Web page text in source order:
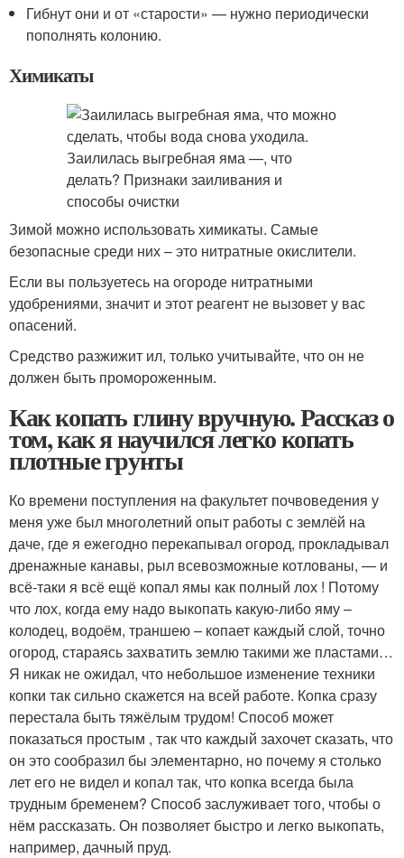
Гибнут они и от «старости» — нужно периодически
пополнять колонию.
Химикаты
Зимой можно использовать химикаты. Самые
безопасные среди них – это нитратные окислители.
Если вы пользуетесь на огороде нитратными
удобрениями, значит и этот реагент не вызовет у вас
опасений.
Средство разжижит ил, только учитывайте, что он не
должен быть промороженным.
Как копать глину вручную. Рассказ о
том, как я научился легко копать
плотные грунты
Ко времени поступления на факультет почвоведения у
меня уже был многолетний опыт работы с землёй на
даче, где я ежегодно перекапывал огород, прокладывал
дренажные канавы, рыл всевозможные котлованы, — и
всё-таки я всё ещё копал ямы как полный лох ! Потому
что лох, когда ему надо выкопать какую-либо яму –
колодец, водоём, траншею – копает каждый слой, точно
огород, стараясь захватить землю такими же пластами…
Я никак не ожидал, что небольшое изменение техники
копки так сильно скажется на всей работе. Копка сразу
перестала быть тяжёлым трудом! Способ может
показаться простым , так что каждый захочет сказать, что
он это сообразил бы элементарно, но почему я столько
лет его не видел и копал так, что копка всегда была
трудным бременем? Способ заслуживает того, чтобы о
нём рассказать. Он позволяет быстро и легко выкопать,
например, дачный пруд.